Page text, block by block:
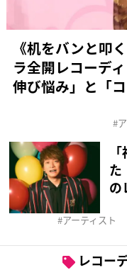
《机をバンと叩
ラ全開レコーデ
伸び悩み」と「
た
の
アーティスト
レコー